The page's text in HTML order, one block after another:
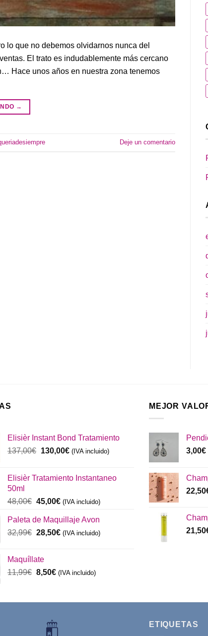
lo que no debemos olvidarnos nunca del
El trato es indudablemente más cercano
Hace unos años en nuestra zona tenemos
→
Deje un comentario
Elisièr Instant Bond Tratamiento
137,00€ El
era:
130,00€El
es:
(IVA incluido)
Elisièr Tratamiento Instantaneo
50ml
48,00€ El
original
era:
45,00€El
actual
es:
(IVA incluido)
Paleta de Maquillaje Avon
32,99€ El
era:
32,99€.
28,50€El
28,50€.
(IVA incluido)
Maquíllate
11,99€ El
era:
8,50€El
es:
(IVA incluido)
MEJOR
3,00€
22,50
21,50
ETIQUETAS